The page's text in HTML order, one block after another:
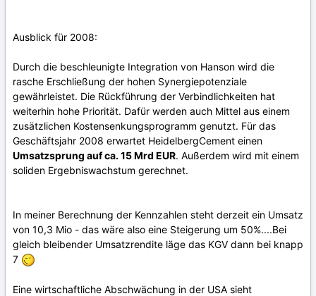
Ausblick für 2008:
Durch die beschleunigte Integration von Hanson wird die
rasche Erschließung der hohen Synergiepotenziale
gewährleistet. Die Rückführung der Verbindlichkeiten hat
weiterhin hohe Priorität. Dafür werden auch Mittel aus einem
zusätzlichen Kostensenkungsprogramm genutzt. Für das
Geschäftsjahr 2008 erwartet HeidelbergCement einen
Umsatzsprung auf ca. 15 Mrd EUR. Außerdem wird mit einem
soliden Ergebniswachstum gerechnet.
In meiner Berechnung der Kennzahlen steht derzeit ein Umsatz
von 10,3 Mio - das wäre also eine Steigerung um 50%....Bei
gleich bleibender Umsatzrendite läge das KGV dann bei knapp
7
Eine wirtschaftliche Abschwächung in der USA sieht